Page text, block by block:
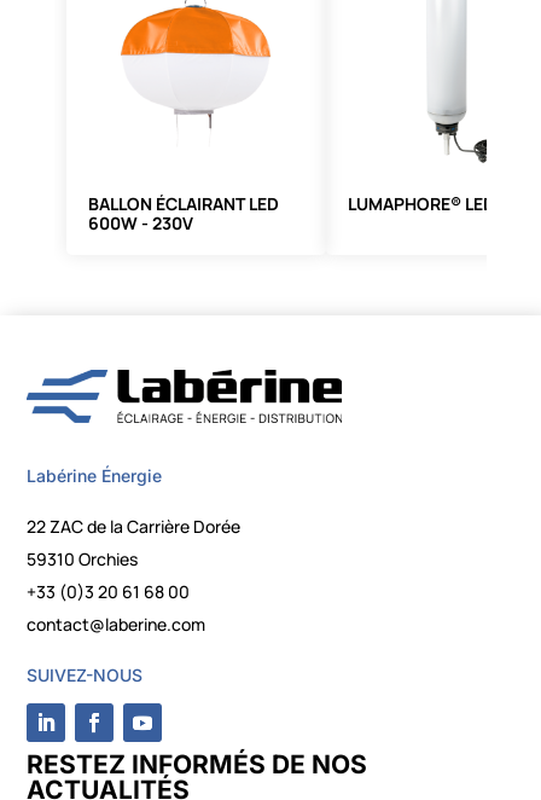
BALLON ÉCLAIRANT LED
600W - 230V
LUMAPHORE® LED
Labérine Énergie
22 ZAC de la Carrière Dorée
59310 Orchies
+33 (0)3 20 61 68 00
contact@laberine.com
SUIVEZ-NOUS
RESTEZ INFORMÉS DE NOS
ACTUALITÉS